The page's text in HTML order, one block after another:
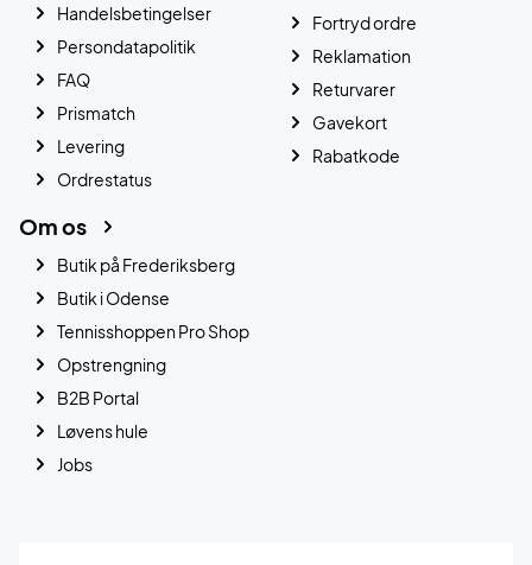
Handelsbetingelser
Persondatapolitik
FAQ
Prismatch
Levering
Ordrestatus
Fortryd ordre
Reklamation
Returvarer
Gavekort
Rabatkode
Om os
Butik på Frederiksberg
Butik i Odense
Tennisshoppen Pro Shop
Opstrengning
B2B Portal
Løvens hule
Jobs